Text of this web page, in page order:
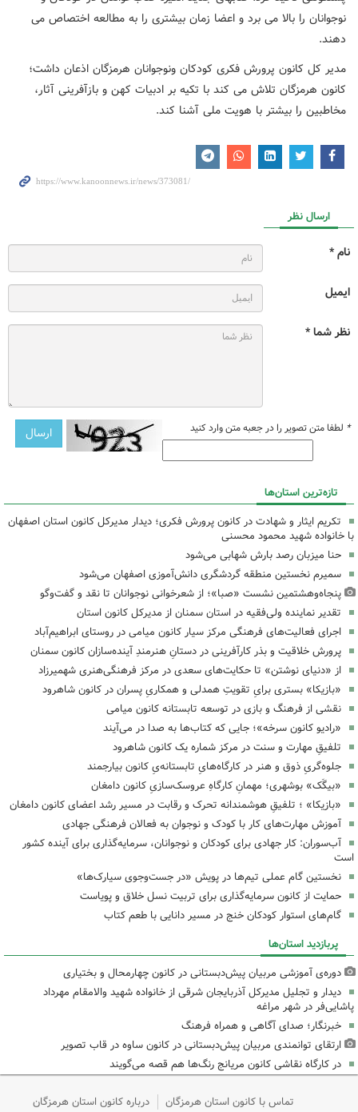
نوجوانان را بالا می برد و اعضا زمان بیشتری را به مطالعه اختصاص می
دهند.
مدیر کل کانون پرورش فکری کودکان ونوجوانان هرمزگان اذعان داشت؛
کانون هرمزگان تلاش می کند با تکیه بر ادبیات کهن و بازآفرینی آثار،
مخاطبین را بیشتر با هویت ملی آشنا کند.
ارسال نظر
نام *
ایمیل
نظر شما *
* لطفا متن تصویر را در جعبه متن وارد کنید
تازه‌ترین استان‌ها
تکریم ایثار و شهادت در کانون پرورش فکری؛ دیدار مدیرکل کانون استان اصفهان
با خانواده شهید محمود محسنی
حنا میزبان رصد بارش شهابی می‌شود
سمیرم نخستین منطقه گردشگری دانش‌آموزی اصفهان می‌شود
پنجاه‌وهشتمین نشست «صبا»؛ از شعرخوانی نوجوانان تا نقد و گفت‌وگو
تقدیر نماینده ولی‌فقیه در استان سمنان از مدیرکل کانون استان
اجرای فعالیت‌های فرهنگی مرکز سیار کانون میامی در روستای ابراهیم‌آباد
پرورش خلاقیت و بذر کارآفرینی در دستانِ هنرمندِ آینده‌سازان کانون سمنان
از «دنیای نوشتن» تا حکایت‌های سعدی در مرکز فرهنگی‌هنری شهمیرزاد
«بازیکا» بستری برایِ تقویتِ همدلی و همکاریِ پسران در کانون شاهرود
نقشی از فرهنگ و بازی در توسعه تابستانه کانون میامی
«رادیو کانون سرخه»؛ جایی که کتاب‌ها به صدا در می‌آیند
تلفیقِ مهارت و سنت در مرکز شماره یک کانون شاهرود
جلوه‌گریِ ذوق و هنر در کارگاه‌هایِ تابستانه‌یِ کانون بیارجمند
«بیگَک» بوشهری؛ مهمانِ کارگاهِ عروسک‌سازیِ کانون دامغان
«بازیکا» ؛ تلفیقِ هوشمندانه تحرک و رقابت در مسیر رشد اعضای کانون دامغان
آموزش مهارت‌های کار با کودک و نوجوان به فعالان فرهنگی جهادی
آب‌سوران: کار جهادی برای کودکان و نوجوانان، سرمایه‌گذاری برای آینده کشور
است
نخستین گام عملی تیم‌ها در پویش «در جست‌وجوی سیارک‌ها»
حمایت از کانون سرمایه‌گذاری برای تربیت نسل خلاق و پویاست
گام‌های استوار کودکان خنج در مسیر دانایی با طعم کتاب
پربازدید استان‌ها
دوره‌ی آموزشی مربیان پیش‌دبستانی در کانون چهارمحال و بختیاری
دیدار و تجلیل مدیرکل آذربایجان شرقی از خانواده شهید والامقام مهرداد
پاشایی‌فر در شهر مراغه
خبرنگار؛ صدای آگاهی و همراه فرهنگ
ارتقای توانمندی مربیان پیش‌دبستانی در کانون ساوه در قاب تصویر
در کارگاه نقاشی کانون مریانج رنگ‌ها هم قصه می‌گویند
تماس با کانون استان هرمزگان درباره کانون استان هرمزگان